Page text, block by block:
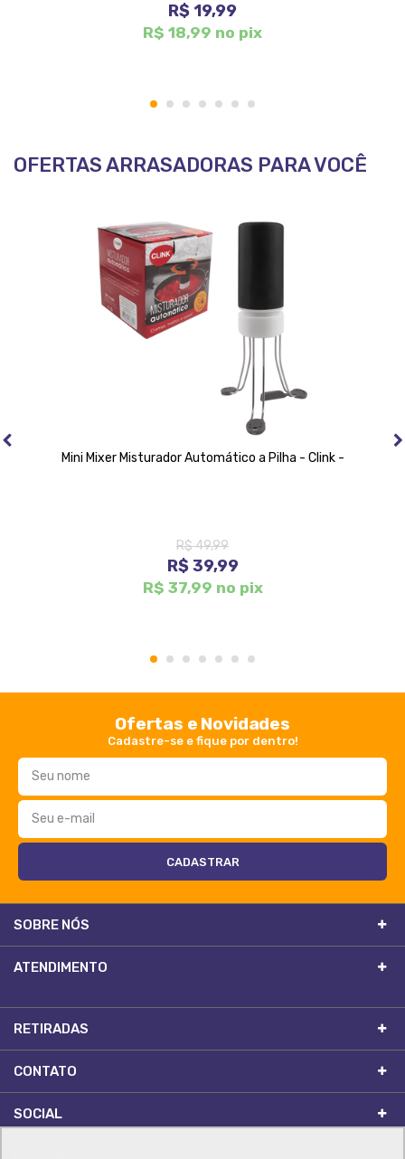
R$ 19,99
R$ 18,99 no pix
1 2 3 4 5 6 7
OFERTAS ARRASADORAS PARA VOCÊ
Mini Mixer Misturador Automático a Pilha - Clink -
R$ 49,99
R$ 39,99
R$ 37,99 no pix
1 2 3 4 5 6 7
Ofertas e Novidades
Cadastre-se e fique por dentro!
SOBRE NÓS
ATENDIMENTO
RETIRADAS
CONTATO
SOCIAL